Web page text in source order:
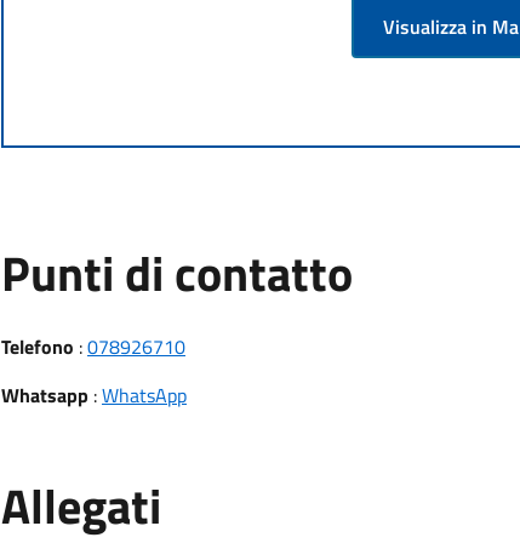
Visualizza in
Punti di contatto
Telefono :078926710
Whatsapp :WhatsApp
Allegati